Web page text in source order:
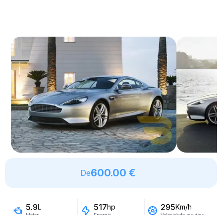
De600.00 €
5.9L 517hp 295Km/h